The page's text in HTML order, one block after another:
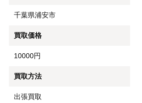
千葉県浦安市
買取価格
10000円
買取方法
出張買取